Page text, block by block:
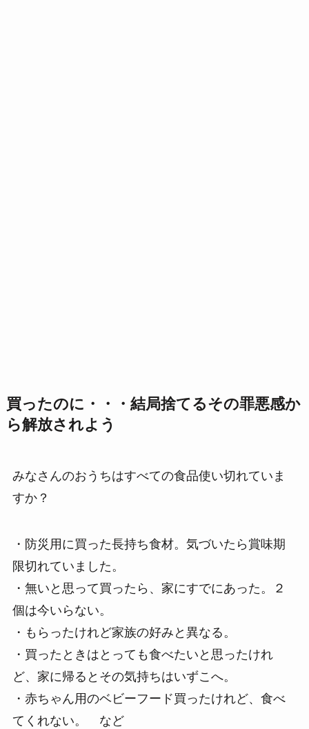
買ったのに・・・結局捨てるその罪悪感か
ら解放されよう
みなさんのおうちはすべての食品使い切れていま
すか？
・防災用に買った長持ち食材。気づいたら賞味期
限切れていました。
・無いと思って買ったら、家にすでにあった。２
個は今いらない。
・もらったけれど家族の好みと異なる。
・買ったときはとっても食べたいと思ったけれ
ど、家に帰るとその気持ちはいずこへ。
・赤ちゃん用のベビーフード買ったけれど、食べ
てくれない。 など